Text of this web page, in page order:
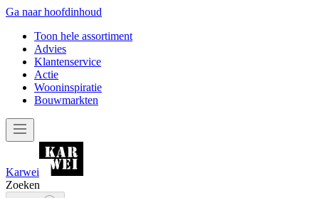
Ga naar hoofdinhoud
Toon hele assortiment
Advies
Klantenservice
Actie
Wooninspiratie
Bouwmarkten
Karwei
Zoeken